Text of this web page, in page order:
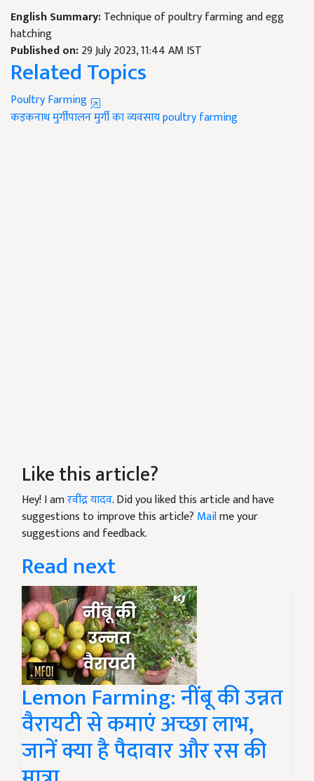
English Summary:Technique of poultry farming and egg
hatching
Published on:29 July 2023, 11:44 AM IST
Related Topics
Poultry Farming
कड़कनाथ मुर्गीपालनमुर्गी का व्यवसायpoultry farming
Like this article?
Hey! I amरवींद्र यादव. Did you liked this article and have
suggestions to improve this article? Mailme your
suggestions and feedback.
Read next
Lemon Farming: नींबू की उन्नत
वैरायटी से कमाएं अच्छा लाभ,
जानें क्या है पैदावार और रस की